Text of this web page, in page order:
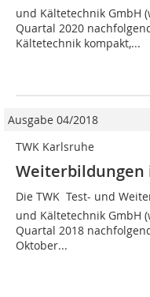
und Kältetechnik GmbH
Quartal 2020
Kältetechnik kompakt,...
Ausgabe 04/2018
TWK Karlsruhe
Weiterbildungen
Die TWK  Test- und
und Kältetechnik GmbH
Quartal 2018
Oktober...